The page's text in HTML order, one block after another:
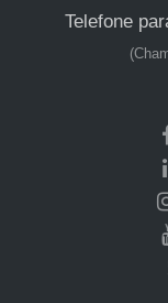
Telefone